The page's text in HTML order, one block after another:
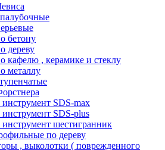
бетону
дереву
кафелю , керамике и стеклу
металлу
SDS-max
SDS-plus
шестигранник
по дереву
, выколотки ( поврежденного